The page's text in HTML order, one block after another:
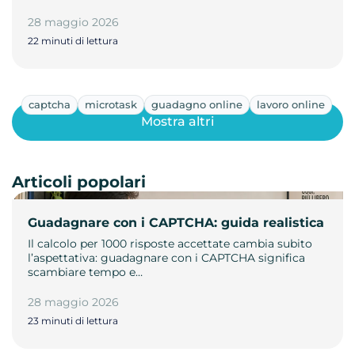
28 maggio 2026
22 minuti di lettura
captcha microtask guadagno online lavoro online
Guadagnare con i CAPTCHA: guida realistica
Il calcolo per 1000 risposte accettate cambia subito
l’aspettativa: guadagnare con i CAPTCHA significa
scambiare tempo e…
28 maggio 2026
23 minuti di lettura
Mostra altri
Articoli popolari